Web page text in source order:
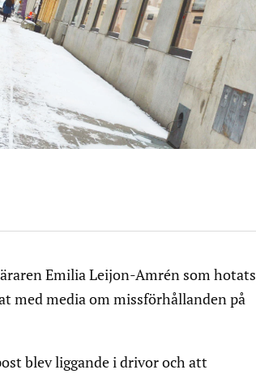
Emilia Leijon-Amrén som hotats
med media om missförhållanden på
blev liggande i drivor och att